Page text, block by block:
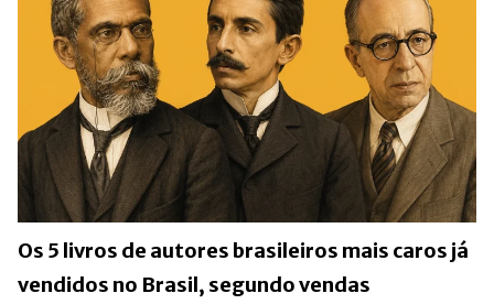
Os 5 livros de autores brasileiros mais caros já
vendidos no Brasil, segundo vendas